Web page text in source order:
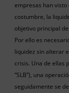
empresas han
costumbre, la
objetivo principal
Por ello es
liquidez sin alterar
crisis. Una de ellas
“SLB”), una
seguidamente se